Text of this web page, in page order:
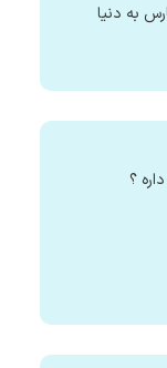
به دنیا
؟